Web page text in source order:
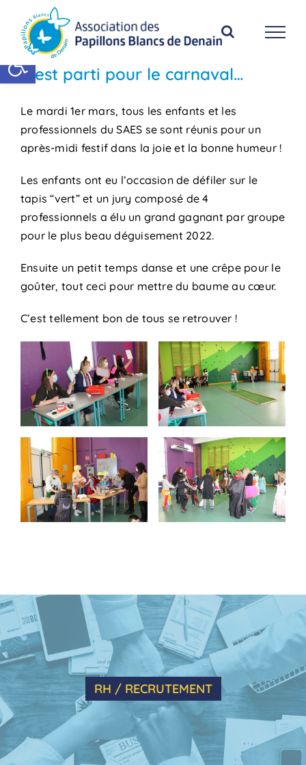
Ouvrir la barre d’outils
contenu
C’est parti pour le carnaval…
Le mardi 1er mars, tous les enfants et les
professionnels du SAES se sont réunis pour un
après-midi festif dans la joie et la bonne humeur !
Les enfants ont eu l’occasion de défiler sur le
tapis “vert” et un jury composé de 4
professionnels a élu un grand gagnant par groupe
pour le plus beau déguisement 2022.
Ensuite un petit temps danse et une crêpe pour le
goûter, tout ceci pour mettre du baume au cœur.
C’est tellement bon de tous se retrouver !
RH / RECRUTEMENT